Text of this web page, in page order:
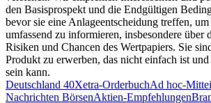
den Basisprospekt und die Endgültigen
bevor sie eine Anlageentscheidung treffen,
umfassend zu informieren, insbesondere über
Risiken und Chancen des Wertpapiers. Sie
Produkt zu erwerben, das nicht einfach ist
sein kann.
Deutschland 40Xetra-OrderbuchAd hoc-
Nachrichten BörsenAktien-Empfehlungen